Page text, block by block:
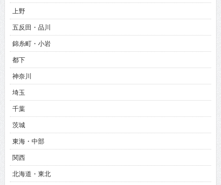
上野
五反田・品川
錦糸町・小岩
都下
神奈川
埼玉
千葉
茨城
東海・中部
関西
北海道・東北